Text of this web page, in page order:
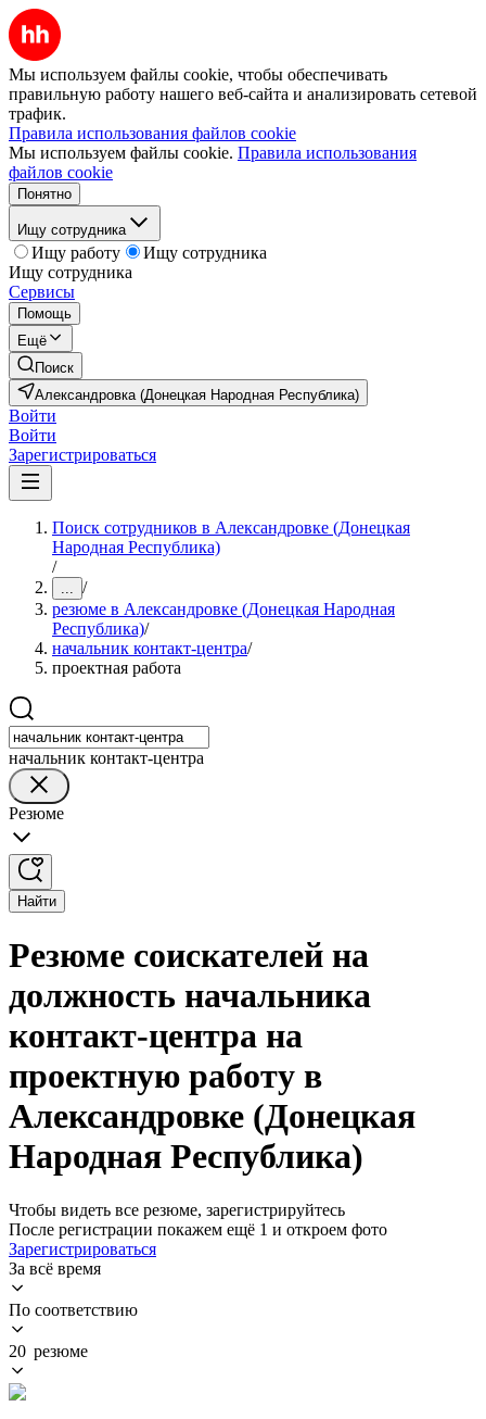
Мы используем файлы cookie, чтобы обеспечивать
правильную работу нашего веб-сайта и анализировать сетевой
трафик.
Правила использования файлов cookie
Мы используем файлы cookie. Правила использования
файлов cookie
Понятно
Ищу сотрудника
Ищу работу
Ищу сотрудника
Ищу сотрудника
Сервисы
Помощь
Ещё
Поиск
Александровка (Донецкая Народная Республика)
Войти
Войти
Зарегистрироваться
Поиск сотрудников в Александровке (Донецкая
Народная Республика)
/
... /
резюме в Александровке (Донецкая Народная
Республика)/
начальник контакт-центра/
проектная работа
начальник контакт-центра
Резюме
Найти
Резюме соискателей на
должность начальника
контакт-центра на
проектную работу в
Александровке (Донецкая
Народная Республика)
Чтобы видеть все резюме, зарегистрируйтесь
После регистрации покажем ещё 1 и откроем фото
Зарегистрироваться
За всё время
По соответствию
20 резюме